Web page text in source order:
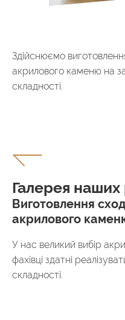
Здійснюємо
акрилового каменю на
складності.
Галерея наших
Виготовлення
акрилового
У нас великий вибір
фахівці здатні
складності.